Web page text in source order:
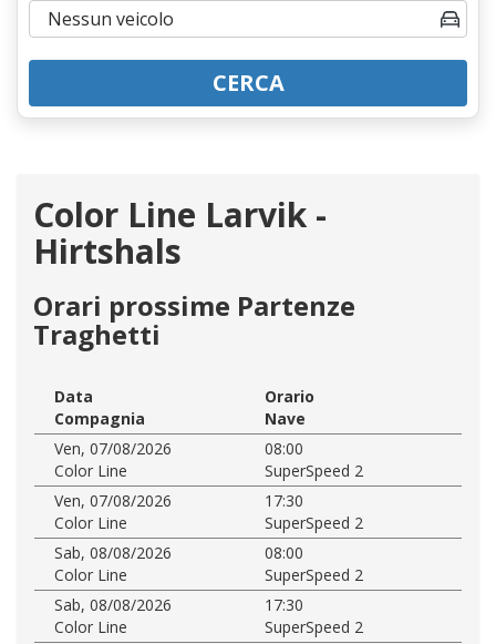
CERCA
Color Line Larvik -
Hirtshals
Orari prossime Partenze
Traghetti
Data
Orario
Compagnia
Nave
Ven, 07/08/2026
08:00
Color Line
SuperSpeed 2
Ven, 07/08/2026
17:30
Color Line
SuperSpeed 2
Sab, 08/08/2026
08:00
Color Line
SuperSpeed 2
Sab, 08/08/2026
17:30
Color Line
SuperSpeed 2